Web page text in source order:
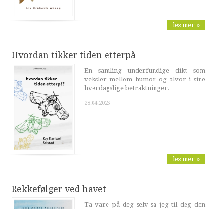
les mer »
Hvordan tikker tiden etterpå
En samling underfundige dikt som
veksler mellom humor og alvor i sine
hverdagslige betraktninger.
28.04.2025
les mer »
Rekkefølger ved havet
Ta vare på deg selv sa jeg til deg den